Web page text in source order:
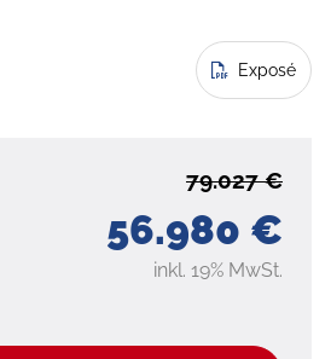
Exposé
56.980 €
79.027 €
inkl. 19% MwSt.